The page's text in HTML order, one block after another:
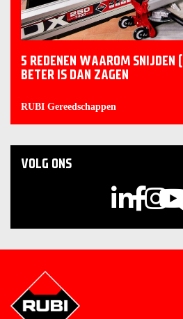
5 REDENEN WAAROM
BETER IS DAN ZAGEN
RUBI Gereedschappen
VOLG ONS